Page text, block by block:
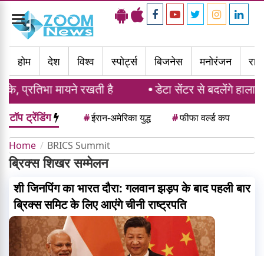
Toggle
navigation
होम
देश विश्व स्पोर्ट्स बिजनेस मनोरंजन
प्रतिभा मायने रखती है डेटा सेंटर से बदलेंगे हालात:
टॉप ट्रेंडिंग #ईरान-अमेरिका युद्ध #फीफा वर्ल्ड कप
Home BRICS Summit
ब्रिक्स शिखर सम्मेलन
शी जिनपिंग का भारत दौरा: गलवान झड़प के बाद पहली बार
ब्रिक्स समिट के लिए आएंगे चीनी राष्ट्रपति